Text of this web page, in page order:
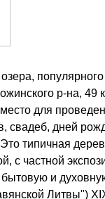
популярного
р-на, 49
для
свадеб, дней
типичная
с частной
бытовую и
Литвы")